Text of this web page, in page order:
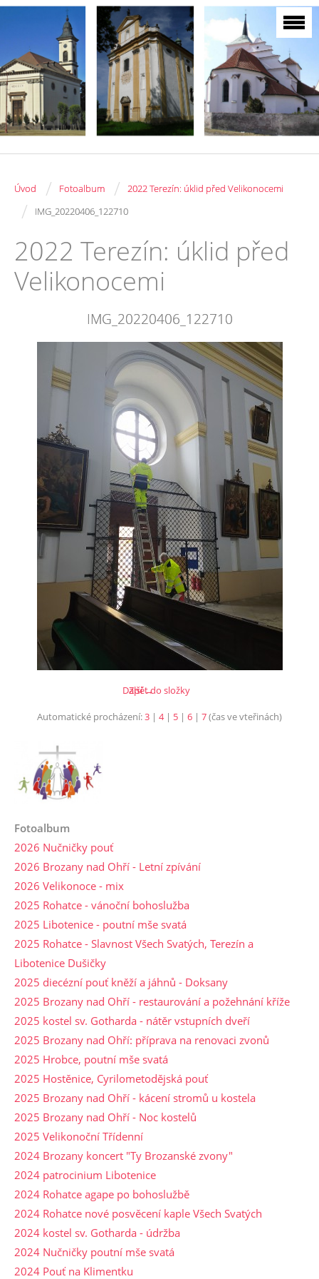
Úvod / Fotoalbum / 2022 Terezín: úklid před Velikonocemi
/ IMG_20220406_122710
2022 Terezín: úklid před
Velikonocemi
IMG_20220406_122710
Další →
Zpět do složky
Automatické procházení:3 | 4| 5 | 6 | 7(čas ve vteřinách)
Fotoalbum
2026 Nučničky pouť
2026 Brozany nad Ohří - Letní zpívání
2026 Velikonoce - mix
2025 Rohatce - vánoční bohoslužba
2025 Libotenice - poutní mše svatá
2025 Rohatce - Slavnost Všech Svatých, Terezín a
Libotenice Dušičky
2025 diecézní pouť kněží a jáhnů - Doksany
2025 Brozany nad Ohří - restaurování a požehnání kříže
2025 kostel sv. Gotharda - nátěr vstupních dveří
2025 Brozany nad Ohří: příprava na renovaci zvonů
2025 Hrobce, poutní mše svatá
2025 Hostěnice, Cyrilometodějská pouť
2025 Brozany nad Ohří - kácení stromů u kostela
2025 Brozany nad Ohří - Noc kostelů
2025 Velikonoční Třídenní
2024 Brozany koncert "Ty Brozanské zvony"
2024 patrocinium Libotenice
2024 Rohatce agape po bohoslužbě
2024 Rohatce nové posvěcení kaple Všech Svatých
2024 kostel sv. Gotharda - údržba
2024 Nučničky poutní mše svatá
2024 Pouť na Klimentku